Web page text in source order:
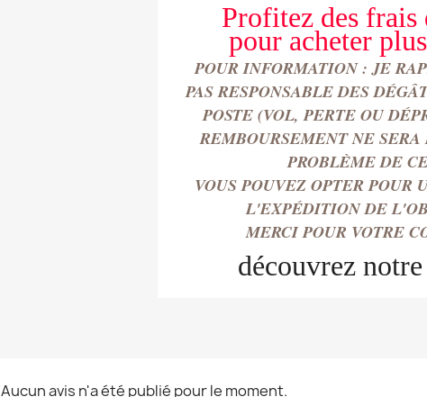
Profitez des
pour acheter
POUR INFORMATION : JE
PAS RESPONSABLE DES
POSTE (VOL, PERTE OU
REMBOURSEMENT NE
PROBLÈME DE
VOUS POUVEZ OPTER POUR
L'EXPÉDITION DE
MERCI POUR VOTRE
découvrez notre
Aucun avis n'a été publié pour le moment.